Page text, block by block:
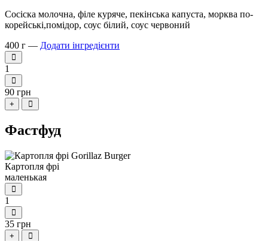
Сосіска молочна, філе куряче, пекінська капуста, морква по-
корейські,помідор, соус білий, соус червоний
400 г — Додати інгредієнти
1
90 грн
+
Фастфуд
Картопля фрі
маленькая
1
35 грн
+